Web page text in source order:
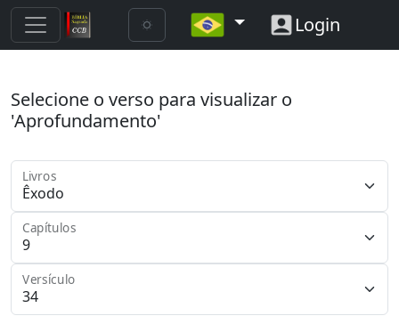
Login
Selecione o verso para visualizar o
'Aprofundamento'
Livros
Capítulos
Versículo